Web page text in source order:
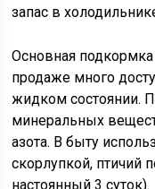
запас в
Основная
продаже много
жидком состоянии.
минеральных
азота. В быту
скорлупкой, птичий
настоянный 3 суток).